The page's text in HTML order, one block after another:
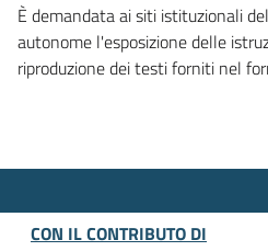
È demandata ai siti istituzionali
autonome l'esposizione delle
riproduzione dei testi forniti nel
CON IL CONTRIBUTO DI